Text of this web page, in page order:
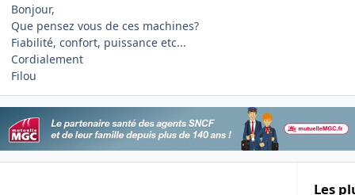
Bonjour,
Que pensez vous de ces machines?
Fiabilité, confort, puissance etc...
Cordialement
Filou
Les